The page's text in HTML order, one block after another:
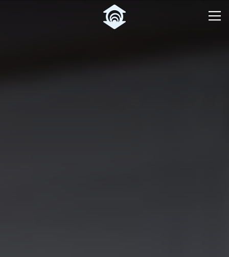
Pular para o Conteúdo principal